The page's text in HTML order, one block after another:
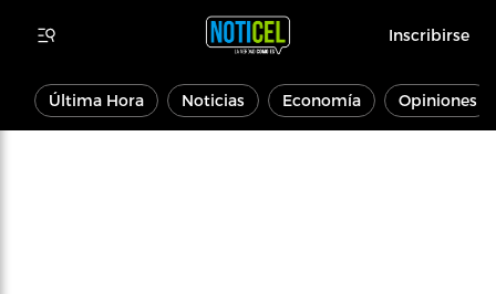
Inscribirse
Última Hora Noticias Economía Opiniones